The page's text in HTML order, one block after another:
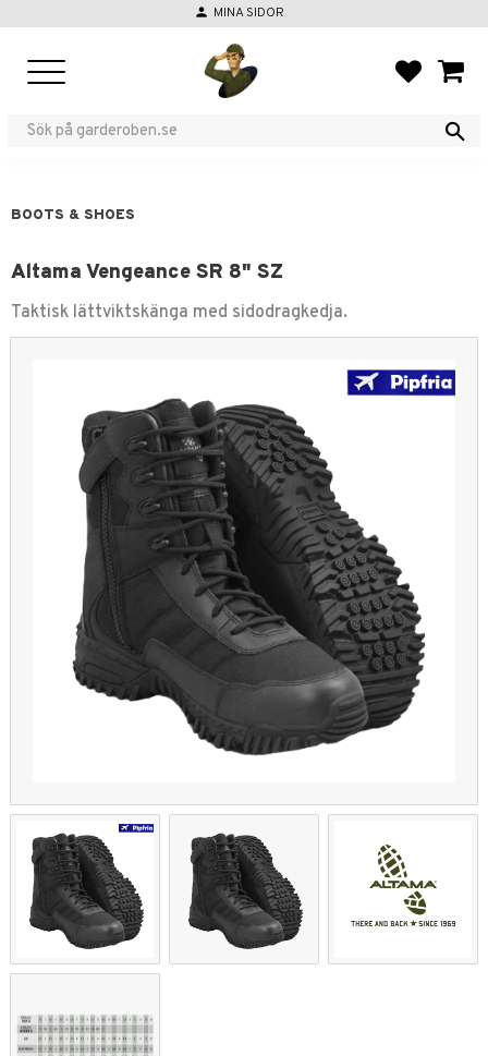
person MINA SIDOR
BOOTS & SHOES
Altama Vengeance SR 8" SZ
Taktisk lättviktskänga med sidodragkedja.